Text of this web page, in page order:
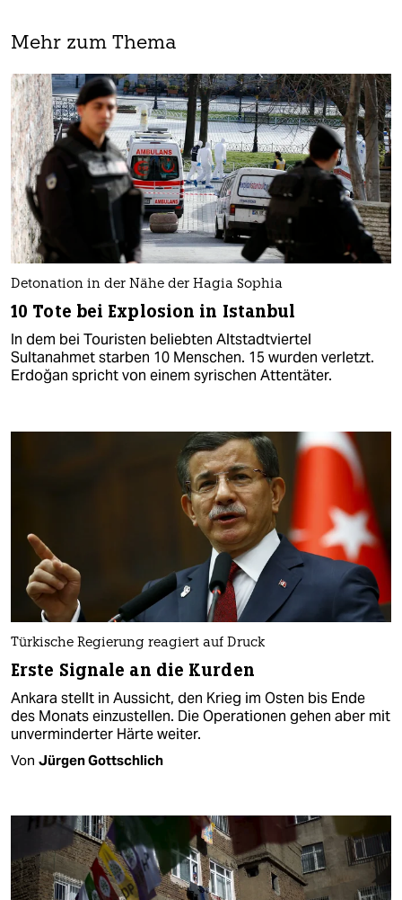
Mehr zum Thema
Detonation in der Nähe der Hagia Sophia
10 Tote bei Explosion in Istanbul
In dem bei Touristen beliebten Altstadtviertel
Sultanahmet starben 10 Menschen. 15 wurden verletzt.
Erdoğan spricht von einem syrischen Attentäter.
Türkische Regierung reagiert auf Druck
Erste Signale an die Kurden
Ankara stellt in Aussicht, den Krieg im Osten bis Ende
des Monats einzustellen. Die Operationen gehen aber mit
unverminderter Härte weiter.
Von Jürgen Gottschlich